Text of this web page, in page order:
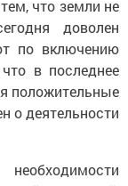
что земли не
доволен
по включению
в последнее
положительные
о деятельности